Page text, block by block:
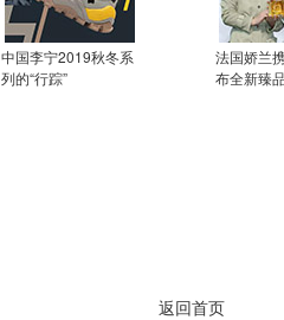
中国李宁2019秋冬系
列的“行踪”
法国娇兰
布全新臻
返回首页